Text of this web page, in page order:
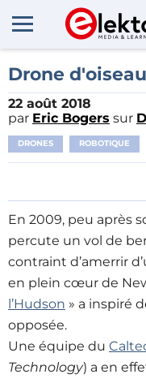
Drone
22 août 2018
par Eric Bogers sur
DRONES ROBOTIQUE
En 2009, peu après
percute un vol de
contraint d’amerrir
en plein cœur de
l’Hudson » a inspiré
opposée.
Une équipe du
Technology) a en